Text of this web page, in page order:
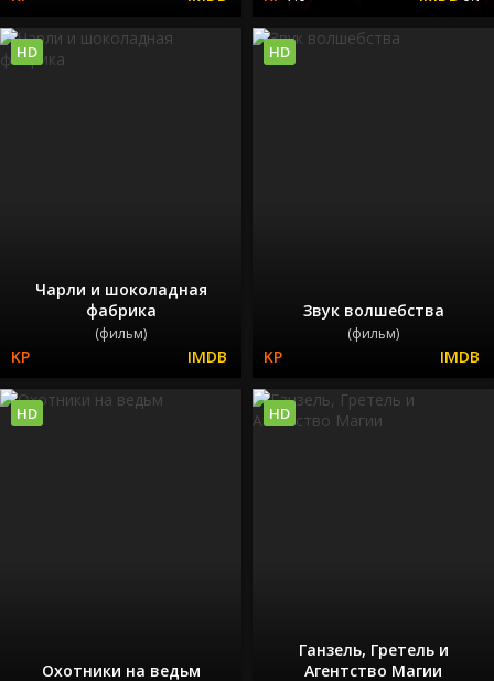
Чарли и шоколадная
фабрика
(фильм)
HD
Звук волшебства
(фильм)
HD
Охотники на ведьм
HD
Ганзель, Гретель и
Агентство Магии
HD